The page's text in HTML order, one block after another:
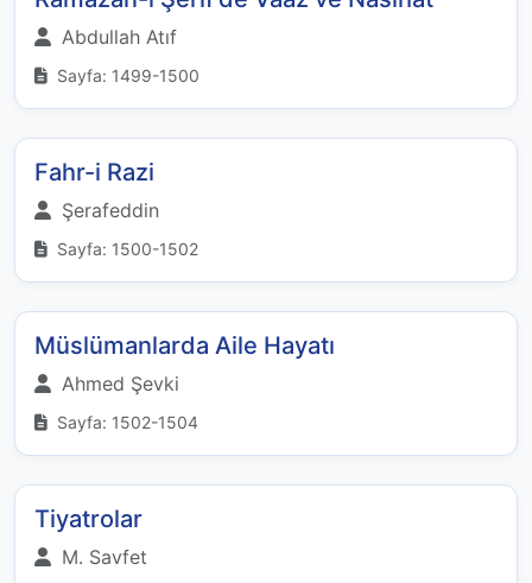
Abdullah Atıf
Sayfa: 1499-1500
Fahr-i Razi
Şerafeddin
Sayfa: 1500-1502
Müslümanlarda Aile Hayatı
Ahmed Şevki
Sayfa: 1502-1504
Tiyatrolar
M. Savfet